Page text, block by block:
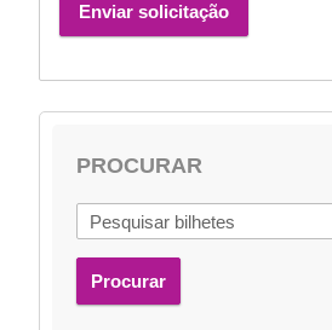
Enviar solicitação
PROCURAR
Procurar